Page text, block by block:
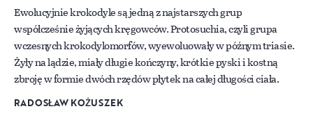
Ewolucyjnie krokodyle są jedną z najstarszych grup
współcześnie żyjących kręgowców. Protosuchia, czyli grupa
wczesnych krokodylomorfów, wyewoluowały w późnym triasie.
Żyły na lądzie, miały długie kończyny, krótkie pyski i kostną
zbroję w formie dwóch rzędów płytek na całej długości ciała.
RADOSŁAW KOŻUSZEK